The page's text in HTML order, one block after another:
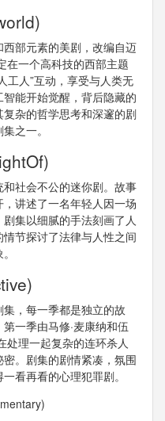
西部元素的美剧，改编自迈
在一个高科技的西部主题
工人”互动，享受与人类无
能开始觉醒，背后隐藏的
杂的哲学思考和深邃的剧
之一。
和社会不公的迷你剧。故事
讲述了一名年轻人因一场
集以细腻的手法刻画了人
节探讨了法律与人性之间
集，每一季都是独立的故
一季由马修·麦康纳和伍
处理一起复杂的连环杀人
。剧集的剧情紧凑，氛围
看再看的心理犯罪剧。